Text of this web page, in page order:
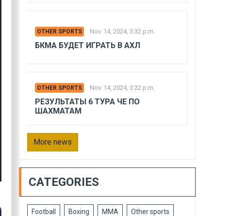
OTHER SPORTS Nov. 14, 2024, 3:32 p.m.
БКМА БУДЕТ ИГРАТЬ В АХЛ
OTHER SPORTS Nov. 14, 2024, 3:22 p.m.
РЕЗУЛЬТАТЫ 6 ТУРА ЧЕ ПО
ШАХМАТАМ
More news
CATEGORIES
Football Boxing MMA Other sports